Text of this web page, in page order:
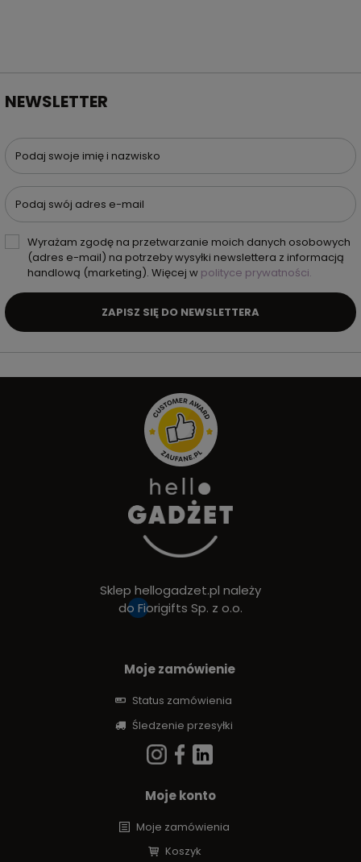
NEWSLETTER
Podaj swoje imię i nazwisko
Podaj swój adres e-mail
Wyrażam zgodę na przetwarzanie moich danych osobowych
(adres e-mail) na potrzeby wysyłki newslettera z informacją
handlową (marketing). Więcej w polityce prywatności.
ZAPISZ SIĘ DO NEWSLETTERA
Sklep hellogadzet.pl należy
do Fiorigifts Sp. z o.o.
Moje zamówienie
Status zamówienia
Śledzenie przesyłki
Moje konto
Moje zamówienia
Koszyk